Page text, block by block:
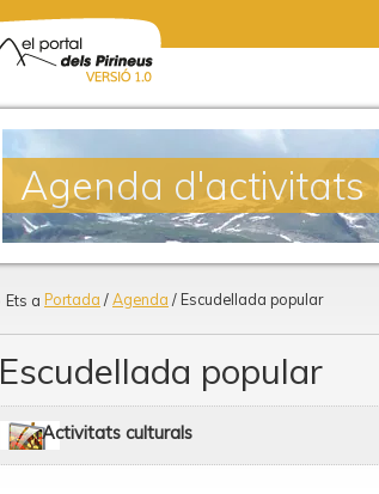
Agenda d'activitats
Ets a Portada / Agenda / Escudellada popular
Escudellada popular
Activitats culturals